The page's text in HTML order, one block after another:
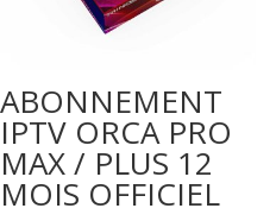
ABONNEMENT
IPTV ORCA PRO
MAX / PLUS 12
MOIS OFFICIEL